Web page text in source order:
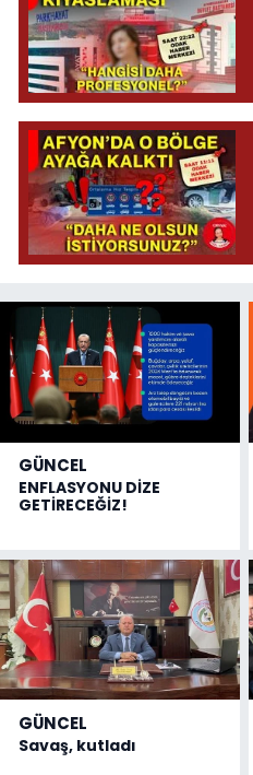
GÜNCEL
ENFLASYONU DİZE
GETİRECEĞİZ!
GÜNCEL
Savaş, kutladı